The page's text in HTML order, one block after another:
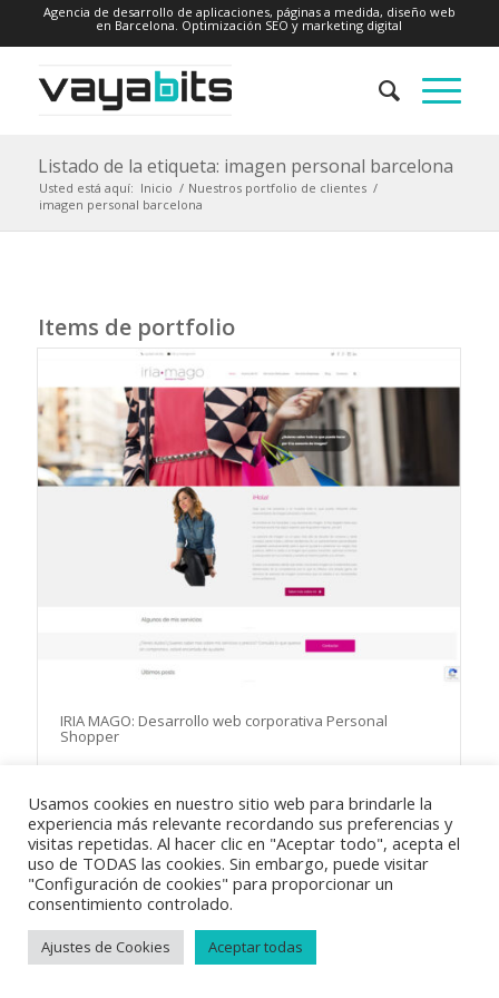
Agencia de desarrollo de aplicaciones, páginas a medida, diseño web
en Barcelona. Optimización SEO y marketing digital
Listado de la etiqueta: imagen personal barcelona
Usted está aquí: Inicio / Nuestros portfolio de clientes /
imagen personal barcelona
Items de portfolio
IRIA MAGO: Desarrollo web corporativa Personal
Shopper
© Copyright 2018 Vayabits | Aviso Legal | Condiciones de venta
Usamos cookies en nuestro sitio web para brindarle la
experiencia más relevante recordando sus preferencias y
visitas repetidas. Al hacer clic en "Aceptar todo", acepta el
uso de TODAS las cookies. Sin embargo, puede visitar
"Configuración de cookies" para proporcionar un
consentimiento controlado.
Ajustes de Cookies Aceptar todas